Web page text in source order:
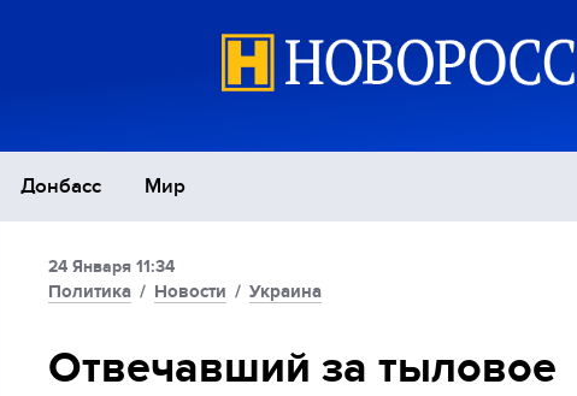
Донбасс Мир
Политика
Экономика
24 Января 11:34
Политика / Новости / Украина
Отвечавший за тыловое